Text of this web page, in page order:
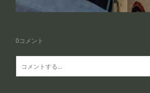
0コメント